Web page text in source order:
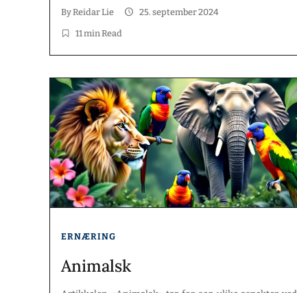
man kan tilpasse kostholdet til barnets behov i ulike
aldre. Nøkkelpunkter God ernæring er avgjørende […]
ByReidar Lie 25. september 2024
11 min Read
ERNÆRING
Animalsk